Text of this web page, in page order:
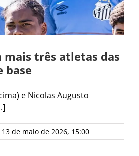
mais três atletas das
base
e Nicolas Augusto
13 de maio de 2026, 15:00